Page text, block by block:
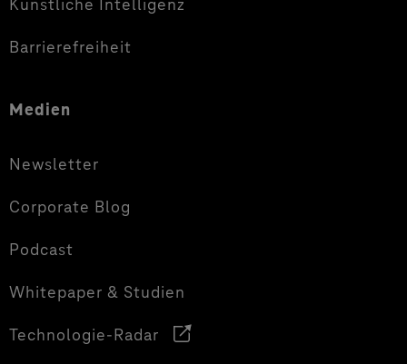
Barrierefreiheit
Medien
Newsletter
Corporate Blog
Podcast
Whitepaper & Studien
Technologie-Radar